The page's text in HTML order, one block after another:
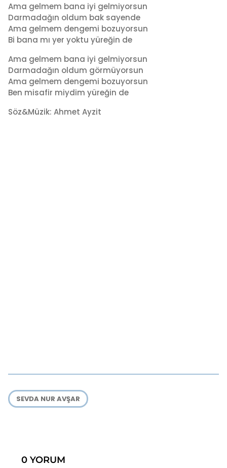
Ama gelmem bana iyi gelmiyorsun
Darmadağın oldum bak sayende
Ama gelmem dengemi bozuyorsun
Bi bana mı yer yoktu yüreğin de
Ama gelmem bana iyi gelmiyorsun
Darmadağın oldum görmüyorsun
Ama gelmem dengemi bozuyorsun
Ben misafir miydim yüreğin de
Söz&Müzik: Ahmet Ayzit
SEVDA NUR AVŞAR
0 YORUM